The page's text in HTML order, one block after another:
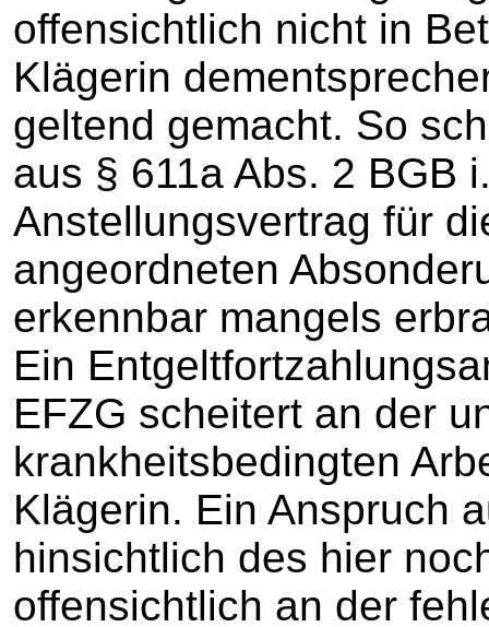
offensichtlich nicht in
Klägerin
geltend gemacht. So
aus § 611a Abs. 2 BGB
Anstellungsvertrag für
angeordneten
erkennbar mangels
Ein
EFZG scheitert an der
krankheitsbedingten
Klägerin. Ein Anspruch
hinsichtlich des hier
offensichtlich an der